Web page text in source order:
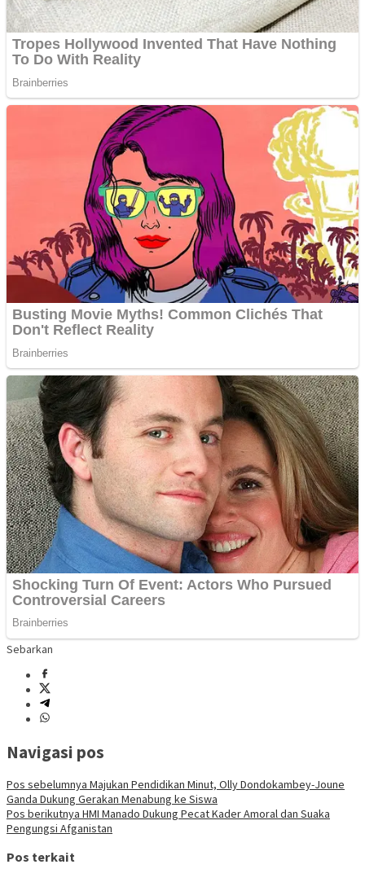
Sebarkan
Navigasi pos
Pos sebelumnya Majukan Pendidikan Minut, Olly Dondokambey-Joune
Ganda Dukung Gerakan Menabung ke Siswa
Pos berikutnya HMI Manado Dukung Pecat Kader Amoral dan Suaka
Pengungsi Afganistan
Pos terkait